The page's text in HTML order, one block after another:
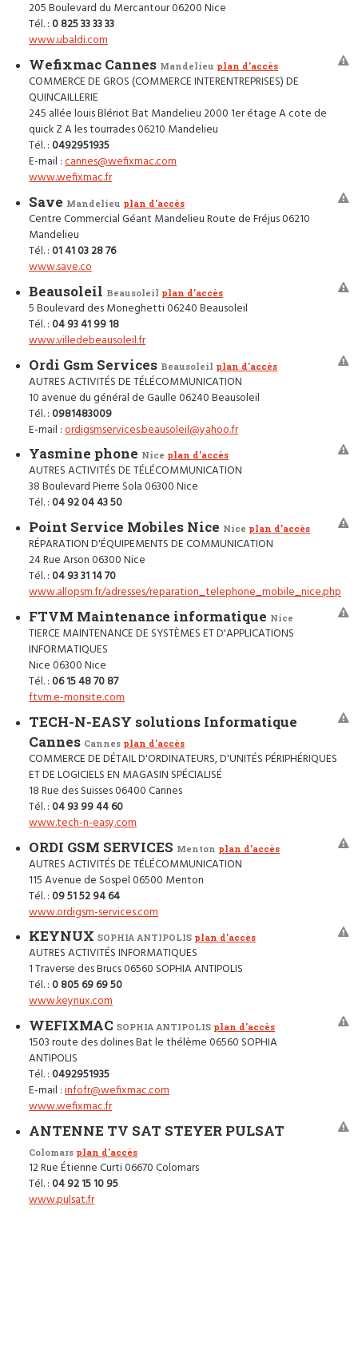
205 Boulevard du Mercantour 06200 Nice
Tél. : 0 825 33 33 33
www.ubaldi.com
Wefixmac Cannes Mandelieu plan d'accès
COMMERCE DE GROS (COMMERCE INTERENTREPRISES) DE
QUINCAILLERIE
245 allée louis Blériot Bat Mandelieu 2000 1er étage A cote de
quick Z A les tourrades 06210 Mandelieu
Tél. : 0492951935
E-mail :cannes@wefixmac.com
www.wefixmac.fr
Save Mandelieu plan d'accès
Centre Commercial Géant Mandelieu Route de Fréjus 06210
Mandelieu
Tél. : 01 41 03 28 76
www.save.co
Beausoleil Beausoleil plan d'accès
5 Boulevard des Moneghetti 06240 Beausoleil
Tél. : 04 93 41 99 18
www.villedebeausoleil.fr
Ordi Gsm Services Beausoleil plan d'accès
AUTRES ACTIVITÉS DE TÉLÉCOMMUNICATION
10 avenue du général de Gaulle 06240 Beausoleil
Tél. : 0981483009
E-mail :ordigsmservices.beausoleil@yahoo.fr
Yasmine phone Nice plan d'accès
AUTRES ACTIVITÉS DE TÉLÉCOMMUNICATION
38 Boulevard Pierre Sola 06300 Nice
Tél. : 04 92 04 43 50
Point Service Mobiles Nice Nice plan d'accès
RÉPARATION D'ÉQUIPEMENTS DE COMMUNICATION
24 Rue Arson 06300 Nice
Tél. : 04 93 31 14 70
www.allopsm.fr/adresses/reparation_telephone_mobile_nice.php
FTVM Maintenance informatique Nice
TIERCE MAINTENANCE DE SYSTÈMES ET D'APPLICATIONS
INFORMATIQUES
Nice 06300 Nice
Tél. : 06 15 48 70 87
ftvm.e-monsite.com
TECH-N-EASY solutions Informatique
Cannes Cannes plan d'accès
COMMERCE DE DÉTAIL D'ORDINATEURS, D'UNITÉS PÉRIPHÉRIQUES
ET DE LOGICIELS EN MAGASIN SPÉCIALISÉ
18 Rue des Suisses 06400 Cannes
Tél. : 04 93 99 44 60
www.tech-n-easy.com
ORDI GSM SERVICES Menton plan d'accès
AUTRES ACTIVITÉS DE TÉLÉCOMMUNICATION
115 Avenue de Sospel 06500 Menton
Tél. : 09 51 52 94 64
www.ordigsm-services.com
KEYNUXSOPHIA ANTIPOLIS plan d'accès
AUTRES ACTIVITÉS INFORMATIQUES
1 Traverse des Brucs 06560 SOPHIA ANTIPOLIS
Tél. : 0 805 69 69 50
www.keynux.com
WEFIXMACSOPHIA ANTIPOLIS plan d'accès
1503 route des dolines Bat le thélème 06560 SOPHIA
ANTIPOLIS
Tél. : 0492951935
E-mail :infofr@wefixmac.com
www.wefixmac.fr
ANTENNE TV SAT STEYER PULSAT
Colomars plan d'accès
12 Rue Étienne Curti 06670 Colomars
Tél. : 04 92 15 10 95
www.pulsat.fr